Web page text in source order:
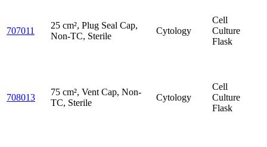
707011
25 cm², Plug Seal Cap,
Non-TC, Sterile
Cytology
Cell
Culture
Flask
708013
75 cm², Vent Cap, Non-
TC, Sterile
Cytology
Cell
Culture
Flask